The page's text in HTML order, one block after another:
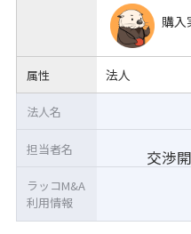
購入
属性 法人
交渉
法人名
担当者名
ラッコM&A
利用情報